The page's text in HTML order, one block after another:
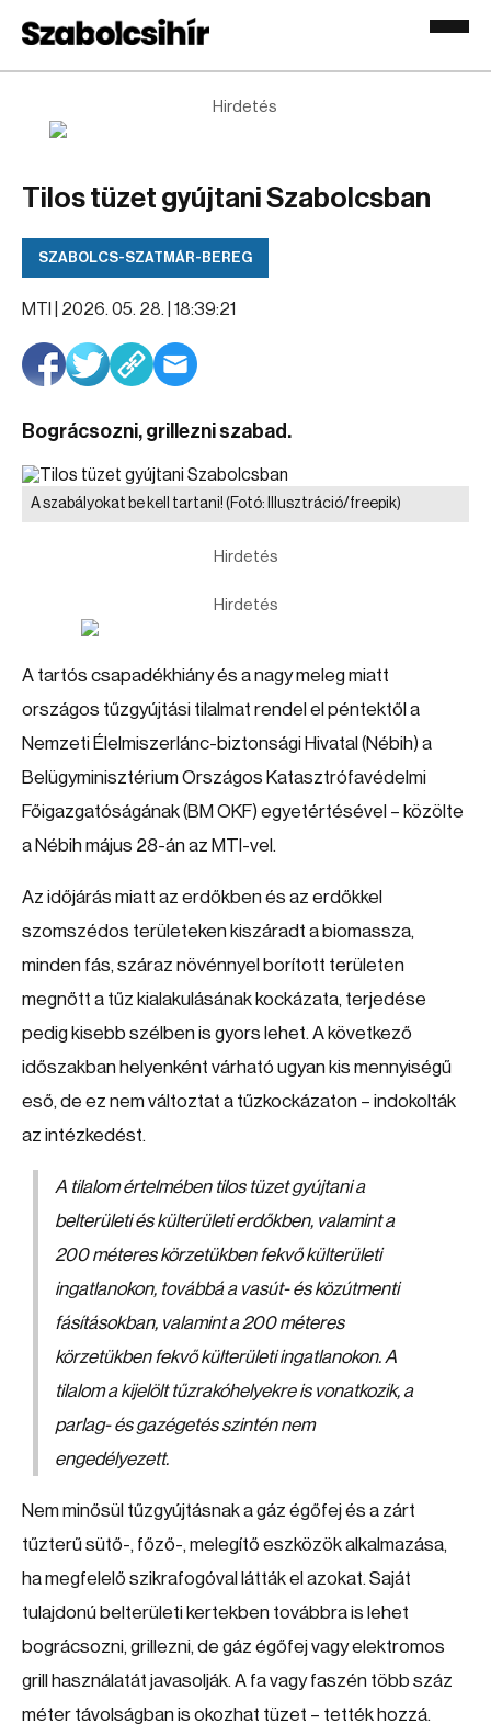
Hirdetés
Tilos tüzet gyújtani Szabolcsban
SZABOLCS-SZATMÁR-BEREG
MTI | 2026. 05. 28. | 18:39:21
Bográcsozni, grillezni szabad.
A szabályokat be kell tartani! (Fotó: Illusztráció/freepik)
Hirdetés
Hirdetés
A tartós csapadékhiány és a nagy meleg miatt
országos tűzgyújtási tilalmat rendel el péntektől a
Nemzeti Élelmiszerlánc-biztonsági Hivatal (Nébih) a
Belügyminisztérium Országos Katasztrófavédelmi
Főigazgatóságának (BM OKF) egyetértésével – közölte
a Nébih május 28-án az MTI-vel.
Az időjárás miatt az erdőkben és az erdőkkel
szomszédos területeken kiszáradt a biomassza,
minden fás, száraz növénnyel borított területen
megnőtt a tűz kialakulásának kockázata, terjedése
pedig kisebb szélben is gyors lehet. A következő
időszakban helyenként várható ugyan kis mennyiségű
eső, de ez nem változtat a tűzkockázaton – indokolták
az intézkedést.
A tilalom értelmében tilos tüzet gyújtani a
belterületi és külterületi erdőkben, valamint a
200 méteres körzetükben fekvő külterületi
ingatlanokon, továbbá a vasút- és közútmenti
fásításokban, valamint a 200 méteres
körzetükben fekvő külterületi ingatlanokon. A
tilalom a kijelölt tűzrakóhelyekre is vonatkozik, a
parlag- és gazégetés szintén nem
engedélyezett.
Nem minősül tűzgyújtásnak a gáz égőfej és a zárt
tűzterű sütő-, főző-, melegítő eszközök alkalmazása,
ha megfelelő szikrafogóval látták el azokat. Saját
tulajdonú belterületi kertekben továbbra is lehet
bográcsozni, grillezni, de gáz égőfej vagy elektromos
grill használatát javasolják. A fa vagy faszén több száz
méter távolságban is okozhat tüzet – tették hozzá.